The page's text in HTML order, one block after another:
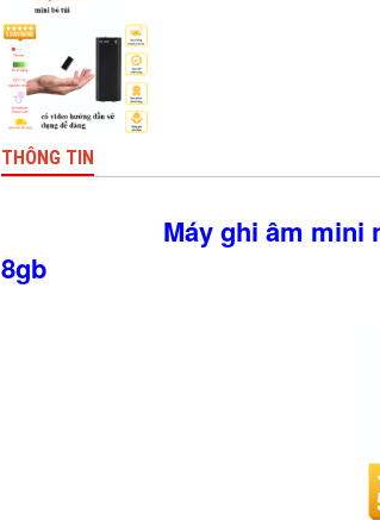
giờ
THÔNG TIN
Máy ghi âm mini
8gb